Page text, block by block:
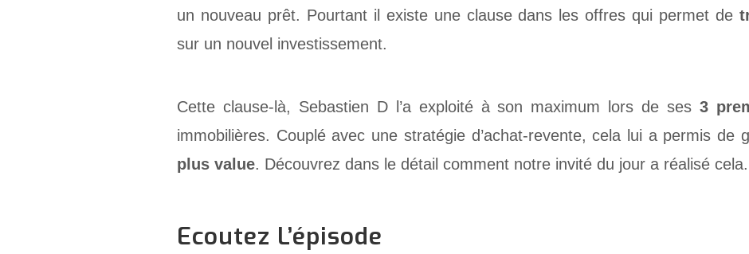
un nouveau prêt. Pourtant il existe une clause dans les offres qui permet de
sur un nouvel investissement.
Cette clause-là, Sebastien D l’a exploité à son maximum lors de ses3
immobilières. Couplé avec une stratégie d’achat-revente, cela lui a permis de
plus value. Découvrez dans le détail comment notre invité du jour a réalisé cela.
Ecoutez L’épisode